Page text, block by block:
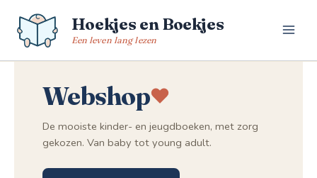
naar
Hoekjes en Boekjes
Een leven lang lezen
Webshop
De mooiste kinder- en jeugdboeken, met zorg
gekozen. Van baby tot young adult.